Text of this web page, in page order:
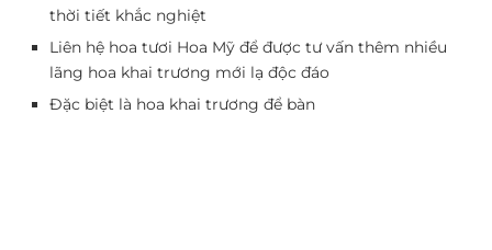
thời tiết khắc nghiệt
Liên hệ hoa tươi Hoa Mỹ để được tư vấn thêm nhiều
lãng hoa khai trương mới lạ độc đáo
Đặc biệt là hoa khai trương để bàn